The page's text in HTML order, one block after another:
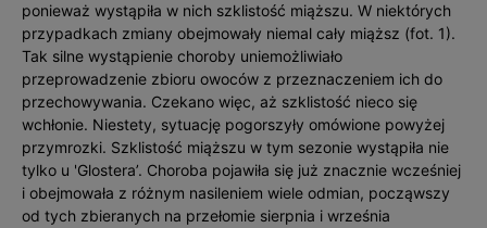
ponieważ wystąpiła w nich szklistość miąższu. W niektórych
przypadkach zmiany obejmowały niemal cały miąższ (fot. 1).
Tak silne wystąpienie choroby uniemożliwiało
przeprowadzenie zbioru owoców z przeznaczeniem ich do
przechowywania. Czekano więc, aż szklistość nieco się
wchłonie. Niestety, sytuację pogorszyły omówione powyżej
przymrozki. Szklistość miąższu w tym sezonie wystąpiła nie
tylko u 'Glostera’. Choroba pojawiła się już znacznie wcześniej
i obejmowała z różnym nasileniem wiele odmian, począwszy
od tych zbieranych na przełomie sierpnia i września